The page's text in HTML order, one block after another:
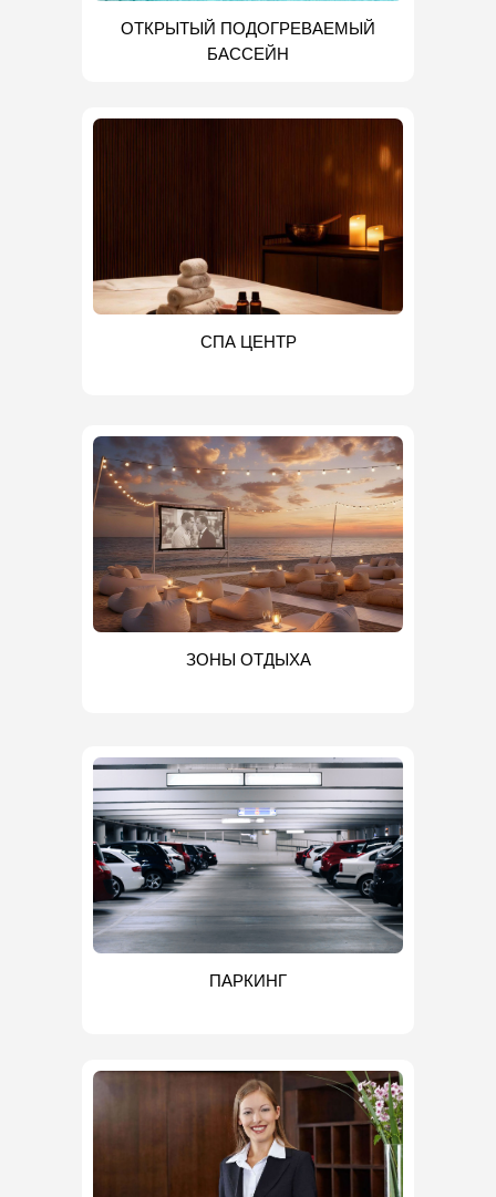
ОТКРЫТЫЙ ПОДОГРЕВАЕМЫЙ
БАССЕЙН
СПА ЦЕНТР
ЗОНЫ ОТДЫХА
ПАРКИНГ